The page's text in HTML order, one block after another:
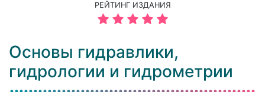
РЕЙТИНГ ИЗДАНИЯ
Основы гидравлики,
гидрологии и гидрометрии